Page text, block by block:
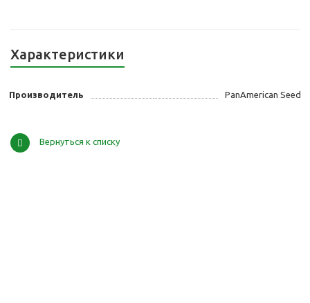
Характеристики
Производитель PanAmerican Seed
Вернуться к списку